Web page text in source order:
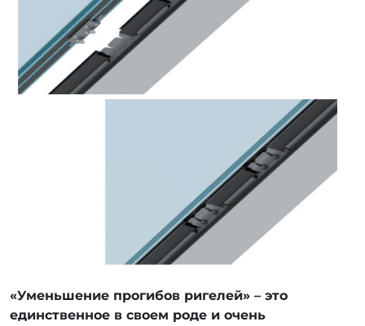
«Уменьшение прогибов ригелей» – это
единственное в своем роде и очень